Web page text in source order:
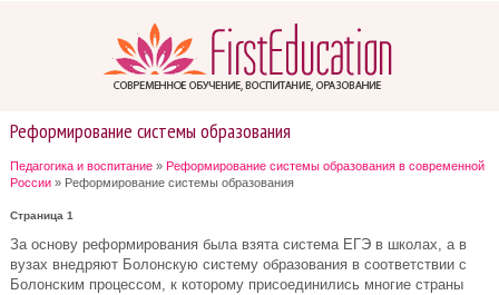
Реформирование системы образования
Педагогика и воспитание » Реформирование системы образования в современной
России » Реформирование системы образования
Страница 1
За основу реформирования была взята система ЕГЭ в школах, а в
вузах внедряют Болонскую систему образования в соответствии с
Болонским процессом, к которому присоединились многие страны